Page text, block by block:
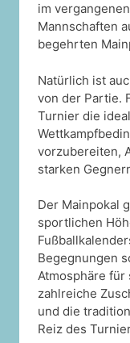
im
Mannschaften
begehrten
Natürlich ist
von der Partie.
Turnier die
vorzubereiten,
starken
Der Mainpokal
sportlichen
Begegnungen
Atmosphäre für
zahlreiche
und die
Reiz des